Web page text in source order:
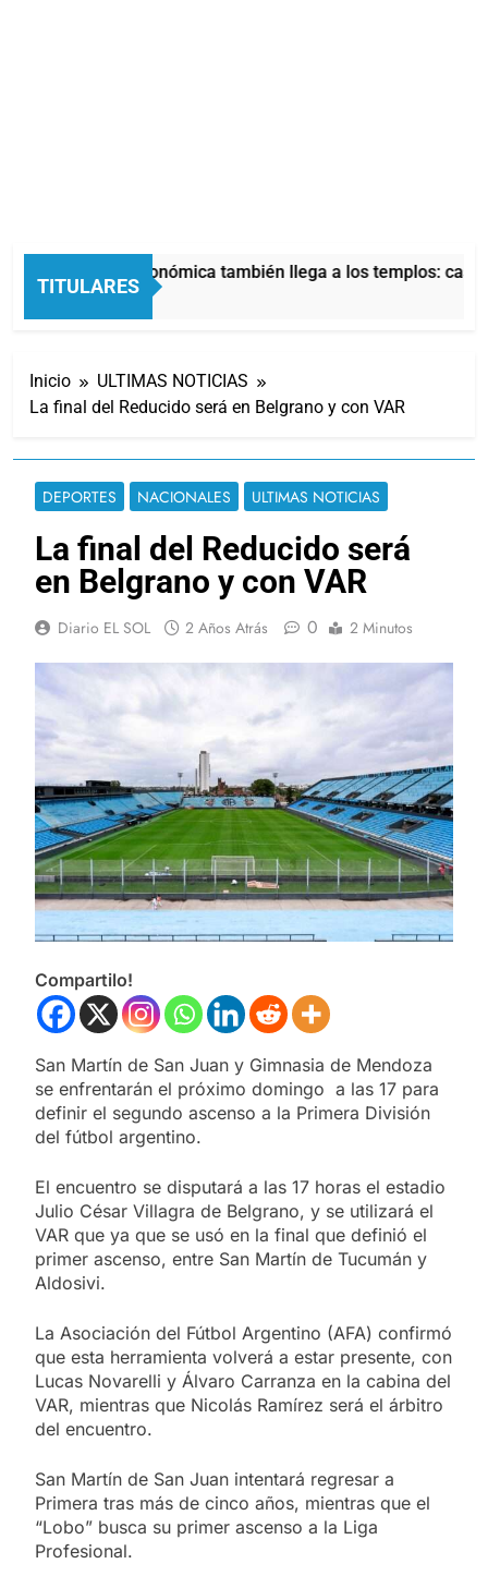
TITULARES
La crisis económica también llega a los templos: casi
10 Horas Atrás
Inicio
ULTIMAS NOTICIAS
La final del Reducido será en Belgrano y con VAR
DEPORTES NACIONALES ULTIMAS NOTICIAS
La final del Reducido será
en Belgrano y con VAR
Diario EL SOL 2 Años Atrás 0 2 Minutos
Compartilo!
San Martín de San Juan y Gimnasia de Mendoza
se enfrentarán el próximo domingo a las 17 para
definir el segundo ascenso a la Primera División
del fútbol argentino.
El encuentro se disputará a las 17 horas el estadio
Julio César Villagra de Belgrano, y se utilizará el
VAR que ya que se usó en la final que definió el
primer ascenso, entre San Martín de Tucumán y
Aldosivi.
La Asociación del Fútbol Argentino (AFA) confirmó
que esta herramienta volverá a estar presente, con
Lucas Novarelli y Álvaro Carranza en la cabina del
VAR, mientras que Nicolás Ramírez será el árbitro
del encuentro.
San Martín de San Juan intentará regresar a
Primera tras más de cinco años, mientras que el
“Lobo” busca su primer ascenso a la Liga
Profesional.